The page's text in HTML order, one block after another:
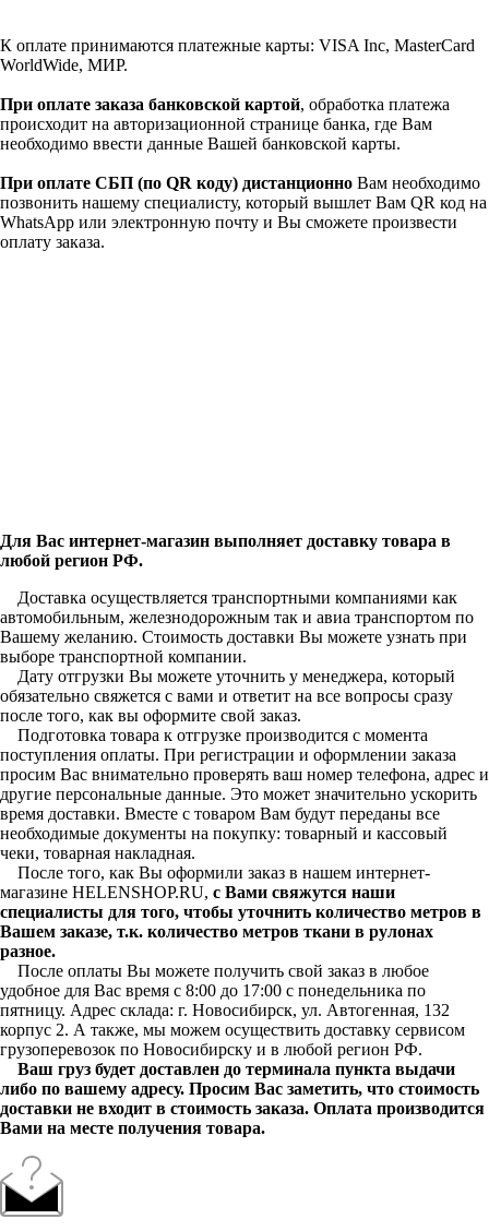
К оплате принимаются платежные карты: VISA Inc, MasterCard
WorldWide, МИР.
При оплате заказа банковской картой, обработка платежа
происходит на авторизационной странице банка, где Вам
необходимо ввести данные Вашей банковской карты.
При оплате СБП (по QR коду) дистанционно Вам необходимо
позвонить нашему специалисту, который вышлет Вам QR код на
WhatsApp или электронную почту и Вы сможете произвести
оплату заказа.
Для Вас интернет-магазин выполняет доставку товара в
любой регион РФ.
Доставка осуществляется транспортными компаниями как
автомобильным, железнодорожным так и авиа транспортом по
Вашему желанию. Стоимость доставки Вы можете узнать при
выборе транспортной компании.
Дату отгрузки Вы можете уточнить у менеджера, который
обязательно свяжется с вами и ответит на все вопросы сразу
после того, как вы оформите свой заказ.
Подготовка товара к отгрузке производится с момента
поступления оплаты. При регистрации и оформлении заказа
просим Вас внимательно проверять ваш номер телефона, адрес и
другие персональные данные. Это может значительно ускорить
время доставки. Вместе с товаром Вам будут переданы все
необходимые документы на покупку: товарный и кассовый
чеки, товарная накладная.
После того, как Вы оформили заказ в нашем интернет-
магазине HELENSHOP.RU, с Вами свяжутся наши
специалисты для того, чтобы уточнить количество метров в
Вашем заказе, т.к. количество метров ткани в рулонах
разное.
После оплаты Вы можете получить свой заказ в любое
удобное для Вас время с 8:00 до 17:00 с понедельника по
пятницу. Адрес склада: г. Новосибирск, ул. Автогенная, 132
корпус 2. А также, мы можем осуществить доставку сервисом
грузоперевозок по Новосибирску и в любой регион РФ.
Ваш груз будет доставлен до терминала пункта выдачи
либо по вашему адресу. Просим Вас заметить, что стоимость
доставки не входит в стоимость заказа. Оплата производится
Вами на месте получения товара.